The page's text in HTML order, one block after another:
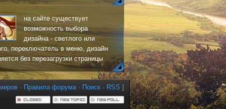
на сайте существует
возможность выбора
дизайна - светлого или
переключатель в меню, дизайн
без перезагрузки страницы
· Правила форума· Поиск · RSS ]